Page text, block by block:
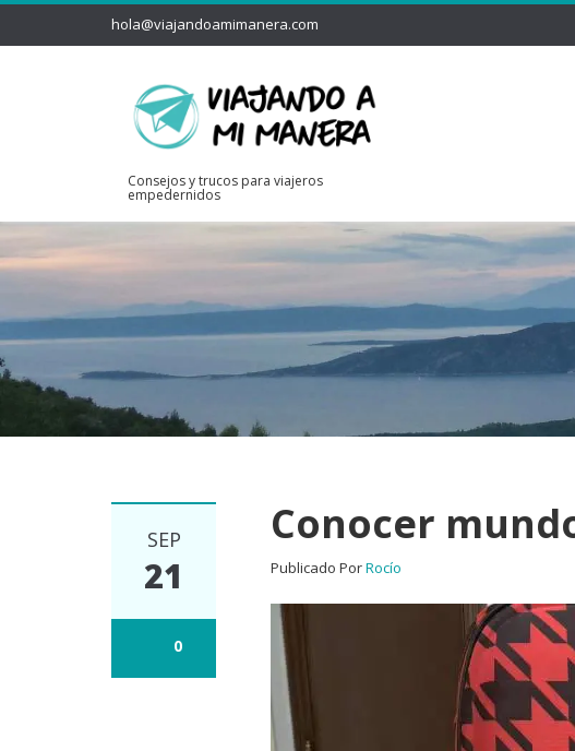
hola@viajandoamimanera.com
Consejos y trucos para viajeros
empedernidos
SEP
21
0
Conocer
Publicado PorRocío